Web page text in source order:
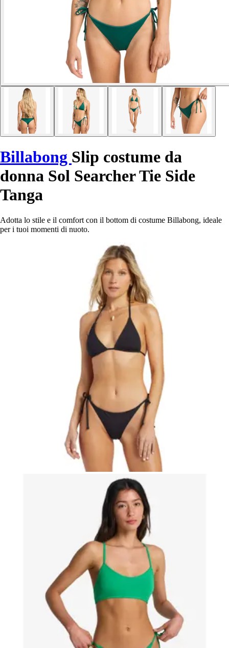
Billabong Slip costume da
donna Sol Searcher Tie Side
Tanga
Adotta lo stile e il comfort con il bottom di costume Billabong, ideale
per i tuoi momenti di nuoto.